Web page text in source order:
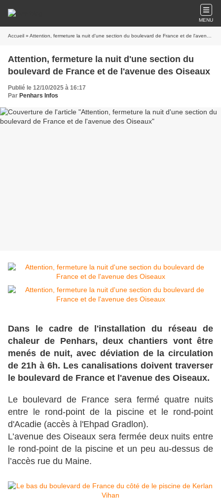
MENU
Accueil » Attention, fermeture la nuit d'une section du boulevard de France et de l'avenue des Oiseaux
Attention, fermeture la nuit d'une section du
boulevard de France et de l'avenue des Oiseaux
Publié le 12/10/2025 à 16:17
Par Penhars Infos
Dans le cadre de l'installation du réseau de
chaleur de Penhars, deux chantiers vont être
menés de nuit, avec déviation de la circulation
de 21h à 6h. Les canalisations doivent traverser
le boulevard de France et l'avenue des Oiseaux.
Le boulevard de France sera fermé quatre nuits
entre le rond-point de la piscine et le rond-point
d'Acadie (accès à l'Ehpad Gradlon).
L’avenue des Oiseaux sera fermée deux nuits entre
le rond-point de la piscine et un peu au-dessus de
l’accès rue du Maine.